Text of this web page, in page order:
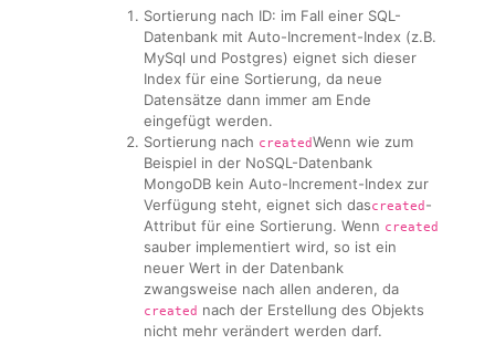
Sortierung nach ID: im Fall einer SQL-
Datenbank mit Auto-Increment-Index (z.B.
MySql und Postgres) eignet sich dieser
Index für eine Sortierung, da neue
Datensätze dann immer am Ende
eingefügt werden.
Sortierung nach createdWenn wie zum
Beispiel in der NoSQL-Datenbank
MongoDB kein Auto-Increment-Index zur
Verfügung steht, eignet sich dascreated -
Attribut für eine Sortierung. Wenn created
sauber implementiert wird, so ist ein
neuer Wert in der Datenbank
zwangsweise nach allen anderen, da
created nach der Erstellung des Objekts
nicht mehr verändert werden darf.